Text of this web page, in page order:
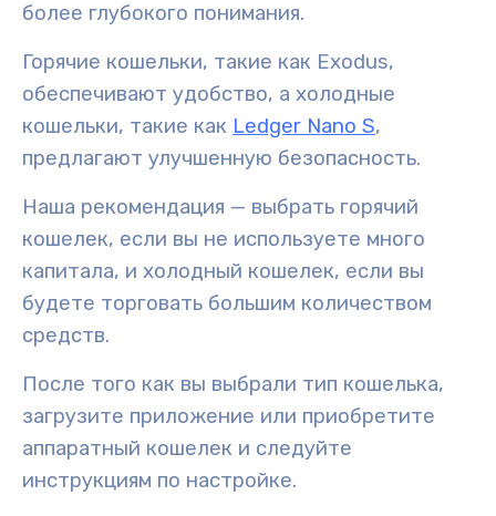
более глубокого понимания.
Горячие кошельки, такие как Exodus,
обеспечивают удобство, а холодные
кошельки, такие как Ledger Nano S,
предлагают улучшенную безопасность.
Наша рекомендация — выбрать горячий
кошелек, если вы не используете много
капитала, и холодный кошелек, если вы
будете торговать большим количеством
средств.
После того как вы выбрали тип кошелька,
загрузите приложение или приобретите
аппаратный кошелек и следуйте
инструкциям по настройке.